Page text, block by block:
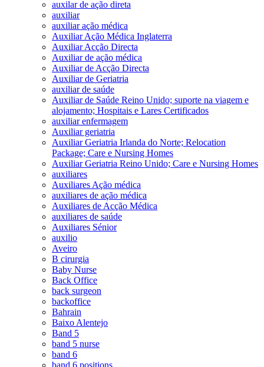
auxilar de ação direta
auxiliar
auxiliar ação médica
Auxiliar Ação Médica Inglaterra
Auxiliar Acção Directa
Auxiliar de ação médica
Auxiliar de Acção Directa
Auxiliar de Geriatria
auxiliar de saúde
Auxiliar de Saúde Reino Unido; suporte na viagem e
alojamento; Hospitais e Lares Certificados
auxiliar enfermagem
Auxiliar geriatria
Auxiliar Geriatria Irlanda do Norte; Relocation
Package; Care e Nursing Homes
Auxiliar Geriatria Reino Unido; Care e Nursing Homes
auxiliares
Auxiliares Ação médica
auxiliares de ação médica
Auxiliares de Acção Médica
auxiliares de saúde
Auxiliares Sénior
auxilio
Aveiro
B cirurgia
Baby Nurse
Back Office
back surgeon
backoffice
Bahrain
Baixo Alentejo
Band 5
band 5 nurse
band 6
band 6 positions